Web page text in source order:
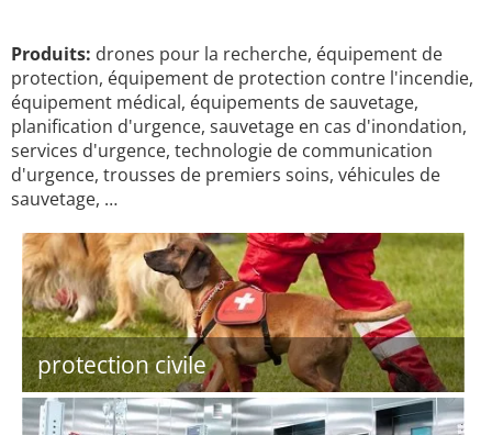
Produits: drones pour la recherche, équipement de
protection, équipement de protection contre l'incendie,
équipement médical, équipements de sauvetage,
planification d'urgence, sauvetage en cas d'inondation,
services d'urgence, technologie de communication
d'urgence, trousses de premiers soins, véhicules de
sauvetage, …
protection civile